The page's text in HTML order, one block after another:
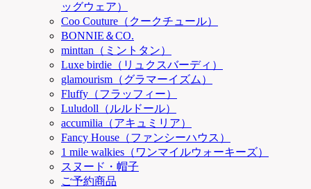
ッグウェア）
Coo Couture（クークチュール）
BONNIE＆CO.
minttan（ミントタン）
Luxe birdie（リュクスバーディ）
glamourism（グラマーイズム）
Fluffy（フラッフィー）
Luludoll（ルルドール）
accumilia（アキュミリア）
Fancy House（ファンシーハウス）
1 mile walkies（ワンマイルウォーキーズ）
スヌード・帽子
ご予約商品